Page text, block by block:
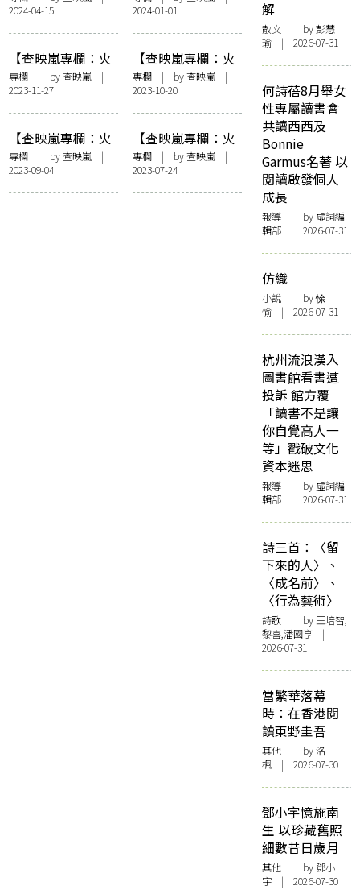
徑
2024-04-15
2024的六堂課
2024-01-01
【查映嵐專欄：火
宅之人】鄰里狀況
報告
專欄 | by查映嵐 |
2023-11-27
【查映嵐專欄：火
宅之人】艾密利在
耶路撒冷
專欄| by查映嵐|
2023-10-20
【查映嵐專欄：火
宅之人】小對話
專欄 | by查映嵐 |
2023-09-04
【查映嵐專欄：火
宅之人】絕世爽劇
專欄| by查映嵐|
2023-07-24
解
散文 | by 彭慧
瑜 | 2026-07-31
何詩蓓8月舉女
性專屬讀書會
共讀西西及
Bonnie
Garmus名著 以
閱讀啟發個人
成長
報導 | by 虛詞編
輯部 | 2026-07-31
仿織
小說 | by 悇
愉 | 2026-07-31
杭州流浪漢入
圖書館看書遭
投訴 館方覆
「讀書不是讓
你自覺高人一
等」戳破文化
資本迷思
報導 | by 虛詞編
輯部 | 2026-07-31
詩三首：〈留
下來的人〉、
〈成名前〉、
〈行為藝術〉
詩歌 | by 王培智,
黎喜,潘國亨 |
2026-07-31
當繁華落幕
時：在香港閱
讀東野圭吾
其他 | by洛
楓 | 2026-07-30
鄧小宇憶施南
生 以珍藏舊照
細數昔日歲月
其他 | by 鄧小
宇 | 2026-07-30